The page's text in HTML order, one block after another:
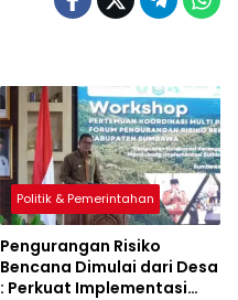
Politik & Pemerintahan
Pengurangan Risiko
Bencana Dimulai dari Desa
: Perkuat Implementasi